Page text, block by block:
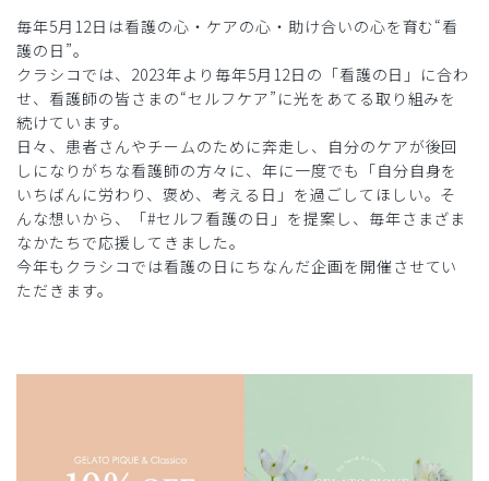
毎年5月12日は看護の心・ケアの心・助け合いの心を育む“看
護の日”。
クラシコでは、2023年より毎年5月12日の「看護の日」に合わ
せ、看護師の皆さまの“セルフケア”に光をあてる取り組みを
続けています。
日々、患者さんやチームのために奔走し、自分のケアが後回
しになりがちな看護師の方々に、年に一度でも「自分自身を
いちばんに労わり、褒め、考える日」を過ごしてほしい。そ
んな想いから、「#セルフ看護の日」を提案し、毎年さまざま
なかたちで応援してきました。
今年もクラシコでは看護の日にちなんだ企画を開催させてい
ただきます。